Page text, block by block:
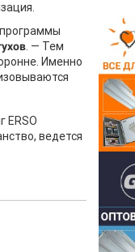
. — Тем
Именно
ERSO
ведется